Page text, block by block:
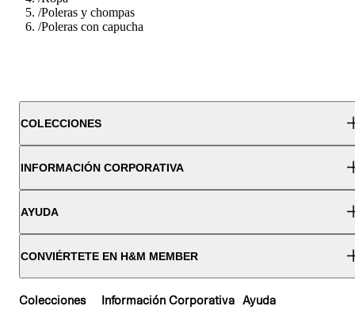
/Poleras y chompas
/Poleras con capucha
COLECCIONES
INFORMACIÓN CORPORATIVA
AYUDA
CONVIÉRTETE EN H&M MEMBER
Colecciones Información Corporativa Ayuda